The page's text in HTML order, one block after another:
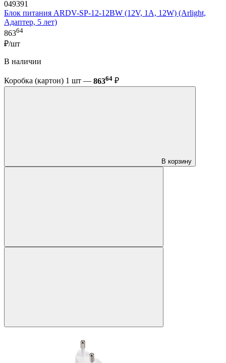
049391
Блок питания ARDV-SP-12-12BW (12V, 1A, 12W) (Arlight,
Адаптер, 5 лет)
86364
₽/шт
В наличии
Коробка (картон) 1 шт — 86364 ₽
В корзину